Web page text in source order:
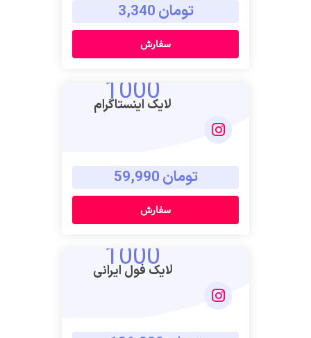
تومان 3,340
سفارش
1000
لایک اینستاگرام
تومان 59,990
سفارش
1000
لایک فول ایرانی